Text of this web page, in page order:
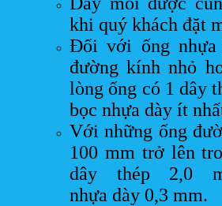
khi quý khách đặt
Đối với ống nhựa
đường kính nhỏ
lòng ống có 1 dây
bọc nhựa dày ít
Với những ống
100 mm trở lên
dây thép 2,0
nhựa dày 0,3 mm.